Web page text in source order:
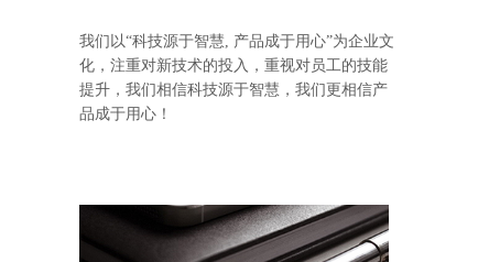
我们以“科技源于智慧, 产品成于用心”为企业文
化，注重对新技术的投入，重视对员工的技能
提升，我们相信科技源于智慧，我们更相信产
品成于用心！